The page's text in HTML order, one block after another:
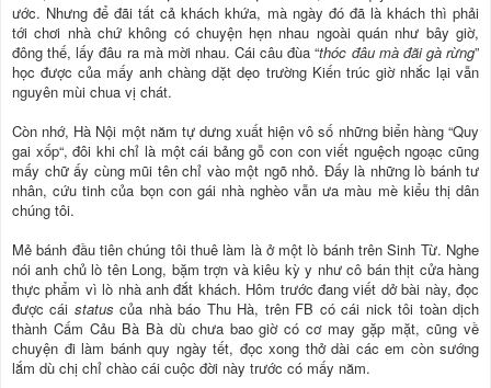
ước. Nhưng để đãi tất cả khách khứa, mà ngày đó đã là khách thì phải
tới chơi nhà chứ không có chuyện hẹn nhau ngoài quán như bây giờ,
đông thế, lấy đâu ra mà mời nhau. Cái câu đùa “thóc đâu mà đãi gà rừng”
học được của mấy anh chàng dặt dẹo trường Kiến trúc giờ nhắc lại vẫn
nguyên mùi chua vị chát.
Còn nhớ, Hà Nội một năm tự dưng xuất hiện vô số những biển hàng “Quy
gai xốp“, đôi khi chỉ là một cái bảng gỗ con con viết nguệch ngoạc cũng
mấy chữ ấy cùng mũi tên chỉ vào một ngõ nhỏ. Đấy là những lò bánh tư
nhân, cứu tinh của bọn con gái nhà nghèo vẫn ưa màu mè kiểu thị dân
chúng tôi.
Mẻ bánh đầu tiên chúng tôi thuê làm là ở một lò bánh trên Sinh Từ. Nghe
nói anh chủ lò tên Long, bặm trợn và kiêu kỳ y như cô bán thịt cửa hàng
thực phẩm vì lò nhà anh đắt khách. Hôm trước đang viết dở bài này, đọc
được cái status của nhà báo Thu Hà, trên FB có cái nick tôi toàn dịch
thành Cấm Cảu Bà Bà dù chưa bao giờ có cơ may gặp mặt, cũng về
chuyện đi làm bánh quy ngày tết, đọc xong thở dài các em còn sướng
lắm dù chị chỉ chào cái cuộc đời này trước có mấy năm.